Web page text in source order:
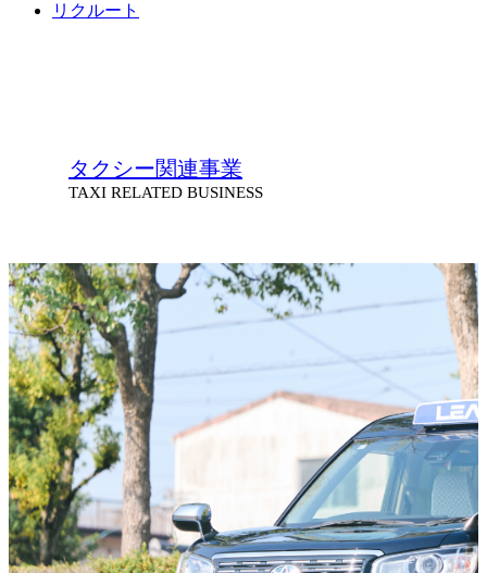
リクルート
タクシー関連事業
TAXI RELATED BUSINESS